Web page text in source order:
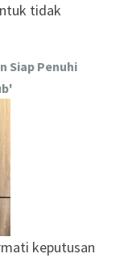
tidak
Siap Penuhi
keputusan